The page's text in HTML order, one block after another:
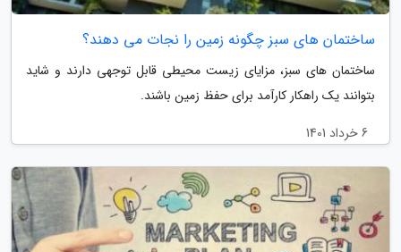
ساختمان های سبز چگونه زمین را نجات می دهند؟
ساختمان های سبز، مزایای زیست محیطی قابل توجهی دارند و شاید
بتوانند یک راهکار کارآمد برای حفظ زمین باشند.
6 خرداد 1401